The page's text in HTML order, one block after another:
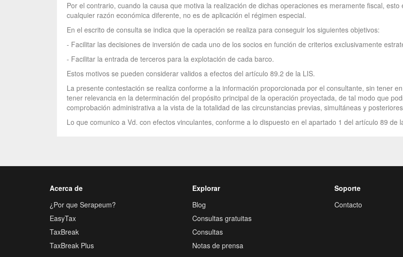
Por el contrario, cuando la causa que motiva la realización de dichas operaciones es meramente fiscal,
cualquier razón económica diferente, no es de aplicación el régimen especial.
En el escrito de consulta se indica que la operación se realiza para conseguir los siguientes objetivos:
- Facilitar las decisiones de inversión de cada uno de los socios en función de criterios exclusivamente
- Facilitar la entrada de terceros para la explotación de cada barco.
Estos motivos se pueden considerar validos a efectos del artículo 89.2 de la LIS.
La presente contestación se realiza conforme a la información proporcionada por el consultante, sin tener
tener relevancia en la determinación del propósito principal de la operación proyectada, de tal modo que
comprobación administrativa a la vista de la totalidad de las circunstancias previas, simultáneas y
Lo que comunico a Vd. con efectos vinculantes, conforme a lo dispuesto en el apartado 1 del artículo 89
Acerca de
¿Por que Serapeum?
EasyTax
TaxBreak
TaxBreak Plus
Explorar
Blog
Consultas gratuitas
Consultas
Notas de prensa
Soporte
Contacto